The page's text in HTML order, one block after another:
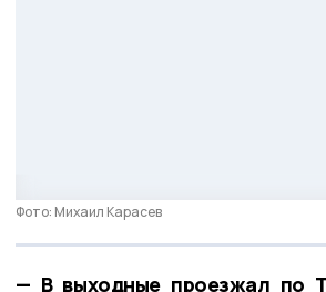
Фото: Михаил Карасев
— В выходные проезжал по